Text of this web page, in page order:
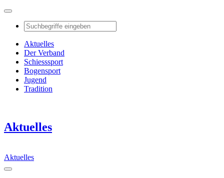
Aktuelles
Der Verband
Schiesssport
Bogensport
Jugend
Tradition
Aktuelles
Aktuelles